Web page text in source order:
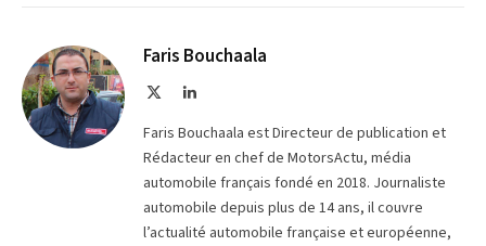
Telegram
Faris Bouchaala
LinkedIn
Faris Bouchaala est Directeur de publication et
Rédacteur en chef de MotorsActu, média
automobile français fondé en 2018. Journaliste
automobile depuis plus de 14 ans, il couvre
l’actualité automobile française et européenne,